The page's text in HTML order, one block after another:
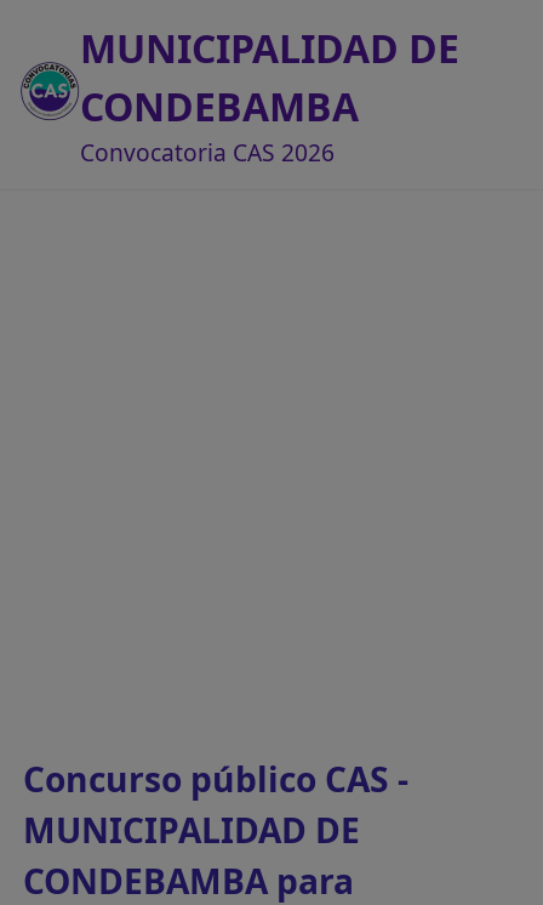
MUNICIPALIDAD DE
CONDEBAMBA
Convocatoria CAS 2026
Concurso público CAS -
MUNICIPALIDAD DE
CONDEBAMBA para